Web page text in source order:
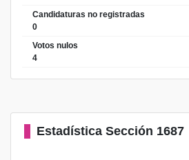
Candidaturas no registradas
0
Votos nulos
4
Estadística Sección 1687